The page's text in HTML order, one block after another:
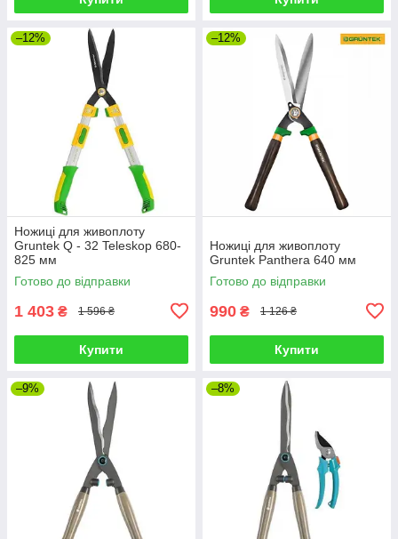
–12%
Ножиці для живоплоту
Gruntek Q - 32 Teleskop 680-
825 мм
Готово до відправки
1 403 ₴ 1 596 ₴
Купити
–12%
Ножиці для живоплоту
Gruntek Panthera 640 мм
Готово до відправки
990 ₴ 1 126 ₴
Купити
–9% –8%